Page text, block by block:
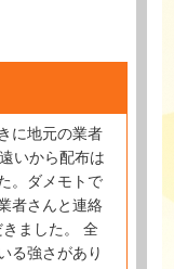
に地元の業者
いから配布は
。ダメモトで
者さんと連絡
ました。 全
る強さがあり